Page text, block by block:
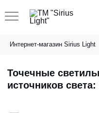
Интернет-магазин Sirius Light
Точечные
источников света: